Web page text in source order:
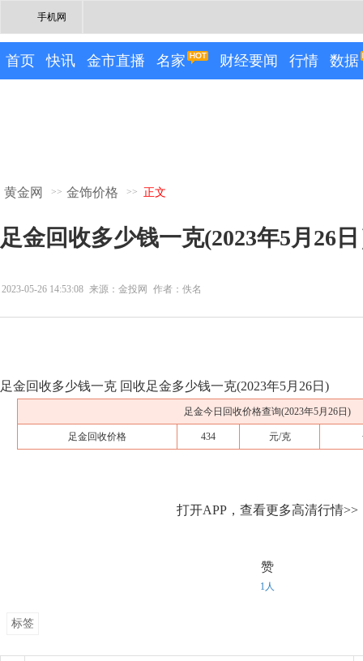
手机网
首页 快讯 金市直播 名家 财经要闻 行情 数据
黄金网 >> 金饰价格 >> 正文
足金回收多少钱一克(2023年5月26
2023-05-26 14:53:08 来源：金投网 作者：佚名
足金回收多少钱一克 回收足金多少钱一克(2023年5月26日)
足金今日回收价格查询(2023年5月26日)
足金回收价格 434 元/克
打开APP，查看更多高清行情>>
赞
1人
标签